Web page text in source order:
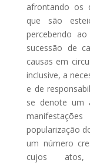
afrontando os
que são
percebendo
sucessão de
causas em
inclusive, a
e de
se denote um
popularização
um número
cujos atos,